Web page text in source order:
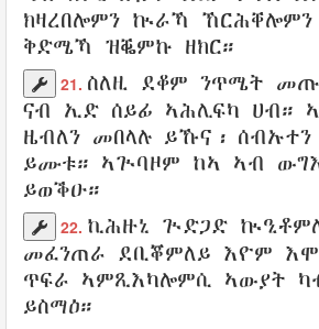
ክዛረበሎምን ኲራኻ ኸርሕቐሎምን
ቅድሜኻ ዝቘምኩ ዘክር።
21. ስለዚ ደቆም ንጥሜት
ናብ ኢድ ሰይፊ ኣሕሊፍካ ሀብ።
ዜብለን መበላሉ ይኹና፡ ሰብኡተን
ይሙቱ። ኣጒባዞም ከኣ ኣብ
ይወቕዑ።
22. ኪሕዙኒ ጒድጋድ
መፈንጠራ ደቢቖምለይ እዮም
ጥፍራ ኣምጺእካሎምሲ ኣውያት
ይስማዕ።